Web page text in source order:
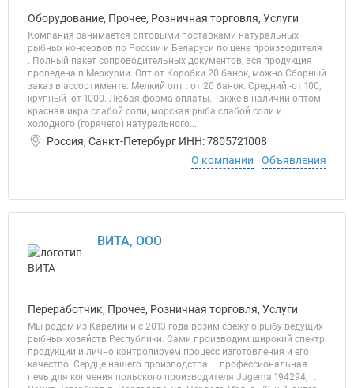
Оборудование, Прочее, Розничная торговля, Услуги
Компания занимается оптовыми поставками натуральных
рыбных консервов по России и Беларуси по цене производителя
. Полный пакет сопроводительных документов, вся продукция
проведена в Меркурии. Опт от Коробки 20 банок, можно Сборный
заказ в ассортименте. Мелкий опт : от 20 банок. Средний -от 100,
крупный -от 1000. Любая форма оплаты. Также в наличии оптом
красная икра слабой соли, морская рыба слабой соли и
холодного (горячего) натурального...
Россия, Санкт-Петербург ИНН: 7805721008
О компании
Объявления
ВИТА, ООО
Переработчик, Прочее, Розничная торговля, Услуги
Мы родом из Карелии и с 2013 года возим свежую рыбу ведущих
рыбных хозяйств Республики. Сами производим широкий спектр
продукции и лично контролируем процесс изготовления и его
качество. Сердце нашего производства — профессиональная
печь для копчения польского производителя Jugema 194294, г.